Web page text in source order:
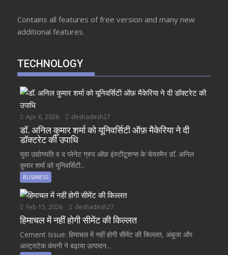
Contains all features of free version and many new
additional features.
TECHNOLOGY
Apr 6, 2026 deshadesh27
डॉ. अनिल कुमार शर्मा को यूनिवर्सिटी ऑफ़ मैकेरिया ने दी
डॉक्टरेट की उपाधि
युवा उद्योगपति व द प्लेनेट ग्रुप ऑफ़ इंस्टीटूशन्स के चेयरमैन डॉ. अनिल
कुमार शर्मा को यूनिवर्सिटी...
BUSINESS
Feb 15, 2026 deshadesh27
हिमाचल में नहीं होगी सीमेंट की किल्लत
Cement Issue: हिमाचल में नहीं होगी सीमेंट की किल्लत, अंबुजा और
अल्ट्राटेक कंपनी ने बढ़ाया उत्पादन...